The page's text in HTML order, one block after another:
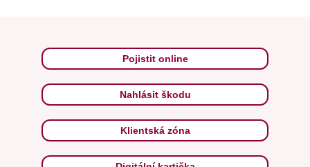
Pojistit online
Nahlásit škodu
Klientská zóna